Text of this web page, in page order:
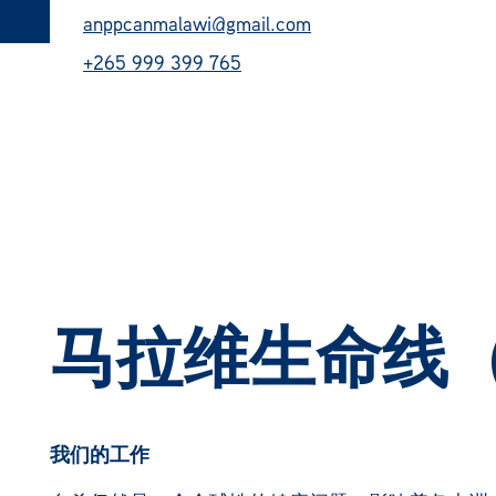
anppcanmalawi@gmail.com
+265 999 399 765
马拉维生命线
我们的工作